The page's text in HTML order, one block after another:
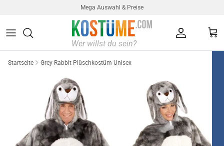
Mega Auswahl & Preise
Startseite Grey Rabbit Plüschkostüm Unisex